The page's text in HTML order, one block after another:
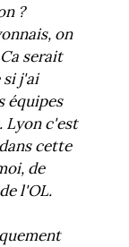
?
on
serait
si j'ai
équipes
Lyon c'est
cette
de
l'OL.